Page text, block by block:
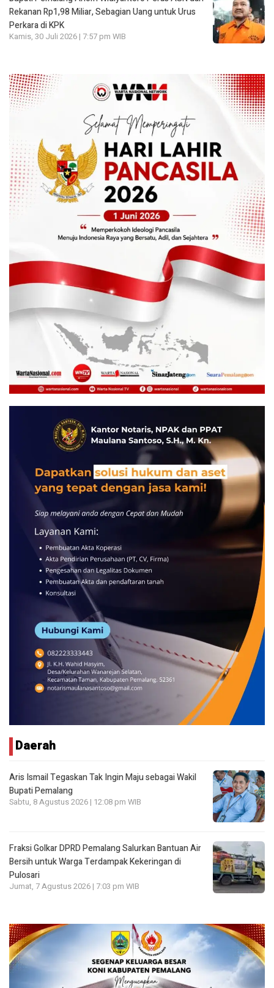
Rekanan Rp1,98 Miliar, Sebagian Uang untuk Urus
Perkara di KPK
Kamis, 30 Juli 2026 | 7:57 pm WIB
Daerah
Aris Ismail Tegaskan Tak Ingin Maju sebagai Wakil
Bupati Pemalang
Sabtu, 8 Agustus 2026 | 12:08 pm WIB
Fraksi Golkar DPRD Pemalang Salurkan Bantuan Air
Bersih untuk Warga Terdampak Kekeringan di
Pulosari
Jumat, 7 Agustus 2026 | 7:03 pm WIB